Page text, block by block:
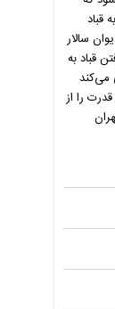
قباد
سالار
قباد به
می‌کند
را از